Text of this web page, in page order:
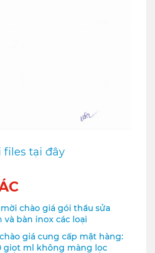
files tại đây
chào giá gói thầu sửa
bàn inox các loại
giá cung cấp mặt hàng:
giọt ml không màng lọc